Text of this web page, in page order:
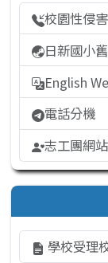
校園性侵
日新國小
English
電話分機
志工團網站
學校受理